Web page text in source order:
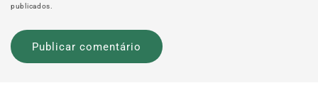
publicados.